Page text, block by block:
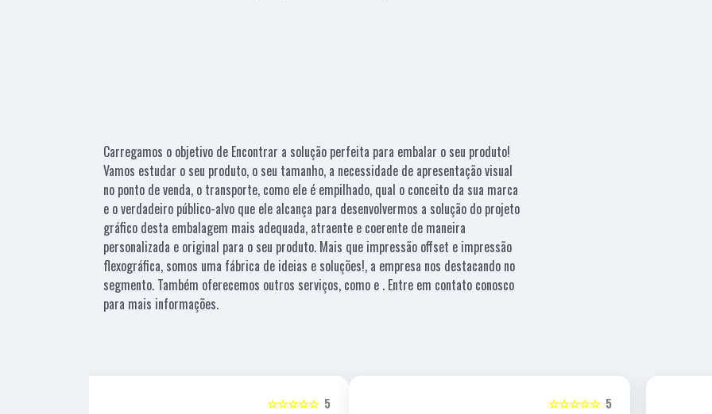
Carregamos o objetivo de Encontrar a solução perfeita para embalar o seu produto!
Vamos estudar o seu produto, o seu tamanho, a necessidade de apresentação visual
no ponto de venda, o transporte, como ele é empilhado, qual o conceito da sua marca
e o verdadeiro público-alvo que ele alcança para desenvolvermos a solução do projeto
gráfico desta embalagem mais adequada, atraente e coerente de maneira
personalizada e original para o seu produto. Mais que impressão offset e impressão
flexográfica, somos uma fábrica de ideias e soluções!, a empresa nos destacando no
segmento. Também oferecemos outros serviços, como e . Entre em contato conosco
para mais informações.
☆☆☆☆☆ ☆☆☆☆☆